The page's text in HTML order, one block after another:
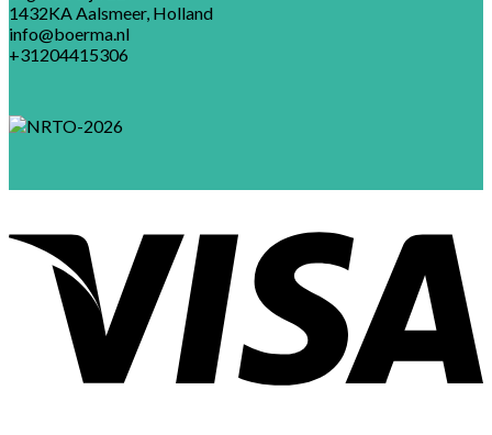
1432KA Aalsmeer, Holland
info@boerma.nl
+31204415306